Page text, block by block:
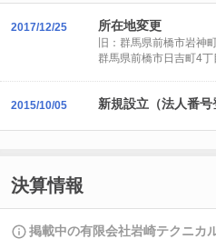
2017/12/25 所在地変更
旧：群馬県前橋市岩神
群馬県前橋市日吉町4
2015/10/05 新規設立（法人番号
決算情報
掲載中の有限会社岩崎テクニカ